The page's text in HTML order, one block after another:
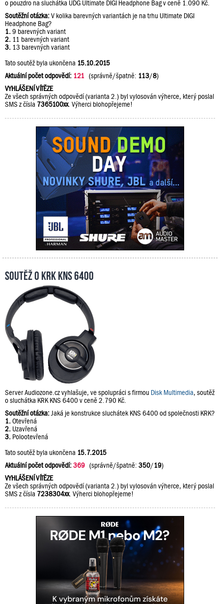
o pouzdro na sluchátka UDG Ultimate DIGI Headphone Bag v ceně 1.090 Kč.
Soutěžní otázka:V kolika barevných variantách je na trhu Ultimate DIGI
Headphone Bag?
1. 9 barevných variant
2. 11 barevných variant
3. 13 barevných variant
Tato soutěž byla ukončena 15.10.2015
Aktuální počet odpovědí: 121 (správně/špatně: 113/8)
VYHLÁŠENÍ VÍTĚZE
Ze všech správných odpovědí (varianta 2.) byl vylosován výherce, který poslal
SMS z čísla 7365100xx. Výherci blohopřejeme!
Soutěž o KRK KNS 6400
Server Audiozone.cz vyhlašuje, ve spolupráci s firmou Disk Multimedia, soutěž
o sluchátka KRK KNS 6400 v ceně 2.790 Kč.
Soutěžní otázka:Jaká je konstrukce sluchátek KNS 6400 od společnosti KRK?
1.Otevřená
2. Uzavřená
3. Polootevřená
Tato soutěž byla ukončena 15.7.2015
Aktuální počet odpovědí:369 (správně/špatně: 350/19)
VYHLÁŠENÍ VÍTĚZE
Ze všech správných odpovědí (varianta 2.) byl vylosován výherce, který poslal
SMS z čísla 7238304xx. Výherci blohopřejeme!